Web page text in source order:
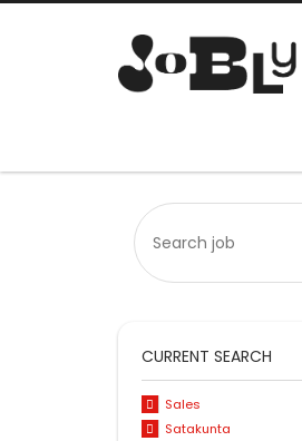
CURRENT SEARCH
Sales
Satakunta